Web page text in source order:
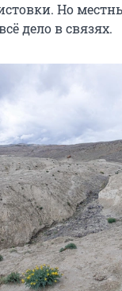
Но
дело в связях.